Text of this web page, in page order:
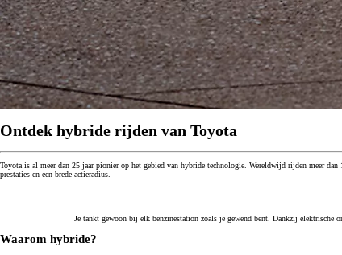
Corolla Touring Sports
HYBRIDE
Ontdek hybride rijden van Toyota
Toyota is al meer dan 25 jaar pionier op het gebied van hybride technologie. Wereldwijd rijden meer
prestaties en een brede actieradius.
Je tankt gewoon bij elk benzinestation zoals je gewend bent. Dankzij elektrische
Waarom hybride?